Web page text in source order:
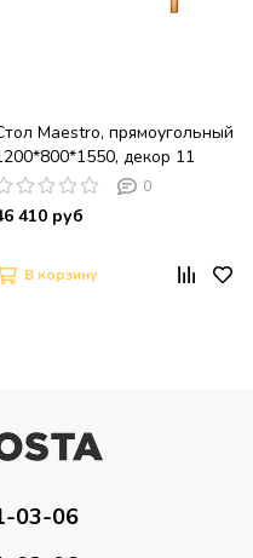
Maestro, прямоугольный
декор 11
0
410 руб
В корзину
03-06